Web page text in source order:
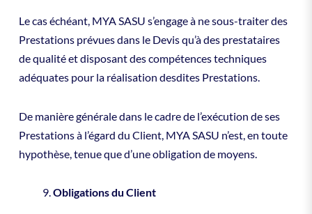
Le cas échéant, MYA SASU s’engage à ne sous-traiter des
Prestations prévues dans le Devis qu’à des prestataires
de qualité et disposant des compétences techniques
adéquates pour la réalisation desdites Prestations.
De manière générale dans le cadre de l’exécution de ses
Prestations à l’égard du Client, MYA SASU n’est, en toute
hypothèse, tenue que d’une obligation de moyens.
Obligations du Client